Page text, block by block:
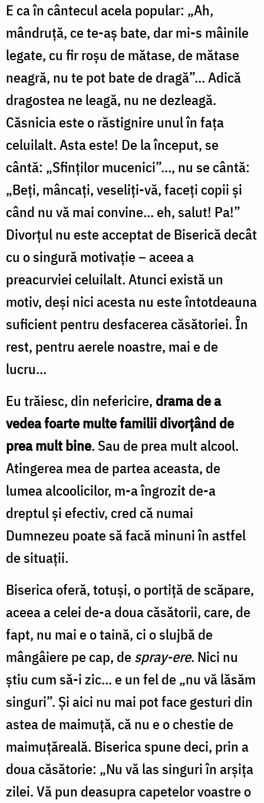
E ca în cântecul acela popular: „Ah,
mândruţă, ce te-aş bate, dar mi-s mâinile
legate, cu fir roşu de mătase, de mătase
neagră, nu te pot bate de dragă”... Adică
dragostea ne leagă, nu ne dezleagă.
Căsnicia este o răstignire unul în faţa
celuilalt. Asta este! De la început, se
cântă: „Sfinţilor mucenici”..., nu se cântă:
„Beţi, mâncaţi, veseliţi-vă, faceţi copii şi
când nu vă mai convine... eh, salut! Pa!”
Divorţul nu este acceptat de Biserică decât
cu o singură motivaţie – aceea a
preacurviei celuilalt. Atunci există un
motiv, deşi nici acesta nu este întotdeauna
suficient pentru desfacerea căsătoriei. În
rest, pentru aerele noastre, mai e de
lucru...
Eu trăiesc, din nefericire, drama de a
vedea foarte multe familii divorţând de
prea mult bine. Sau de prea mult alcool.
Atingerea mea de partea aceasta, de
lumea alcoolicilor, m-a îngrozit de-a
dreptul şi efectiv, cred că numai
Dumnezeu poate să facă minuni în astfel
de situaţii.
Biserica oferă, totuşi, o portiţă de scăpare,
aceea a celei de-a doua căsătorii, care, de
fapt, nu mai e o taină, ci o slujbă de
mângâiere pe cap, despray-ere. Nici nu
ştiu cum să-i zic... e un fel de „nu vă lăsăm
singuri”. Şi aici nu mai pot face gesturi din
astea de maimuţă, că nu e o chestie de
maimuţăreală. Biserica spune deci, prin a
doua căsătorie: „Nu vă las singuri în arşiţa
zilei. Vă pun deasupra capetelor voastre o